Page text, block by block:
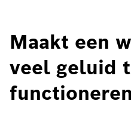
Maakt een
veel geluid